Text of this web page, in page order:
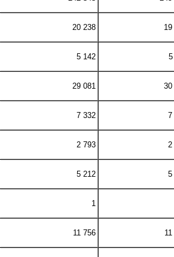
20 238
5 142
29 081 30
7 332 7
2 793 2
5 212 5
1
11 756